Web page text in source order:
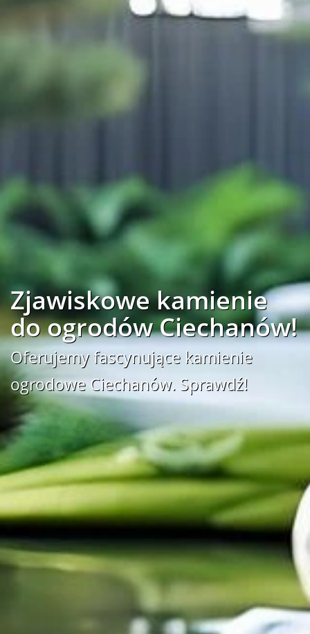
Zjawiskowe kamienie
do ogrodów Ciechanów!
Oferujemy fascynujące kamienie
ogrodowe Ciechanów. Sprawdź!